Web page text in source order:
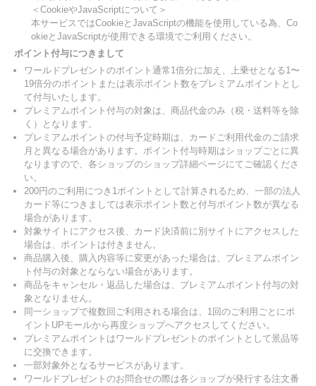
＜CookieやJavaScriptについて＞
本サービスではCookieとJavaScriptの機能を使用している為、Co
okieとJavaScriptが使用できる環境でご利用ください。
ポイント付与につきまして
ワールドプレゼントのポイント通常1倍分に加え、上乗せとなる1〜
19倍分のポイントまたは表示ポイント数をプレミアムポイントとし
て付与いたします。
プレミアムポイント付与の対象は、商品代金のみ（税・送料等を除
く）となります。
プレミアムポイントの付与予定時期は、カードご利用代金のご請求
月と異なる場合があります。ポイント付与時期はショップごとに異
なりますので、各ショップのショップ詳細ページにてご確認くださ
い。
200円のご利用につき1ポイントとして計算されるため、一部の法人
カード等につきましては表示ポイント数と付与ポイント数が異なる
場合があります。
対象サイトにアクセス後、カード決済前に別サイトにアクセスした
場合は、ポイントは付きません。
商品購入後、購入内容等に変更があった場合は、プレミアムポイン
ト付与の対象とならない場合があります。
商品をキャンセル・返品した場合は、プレミアムポイント付与の対
象となりません。
同一ショップで複数回ご利用される場合は、1回のご利用ごとにポ
イントUPモールから再度ショップへアクセスしてください。
プレミアムポイントはワールドプレゼントのポイントとして景品等
に交換できます。
一部対象外となるサービスがあります。
ワールドプレゼントのお問合せの際は各ショップが発行する注文番